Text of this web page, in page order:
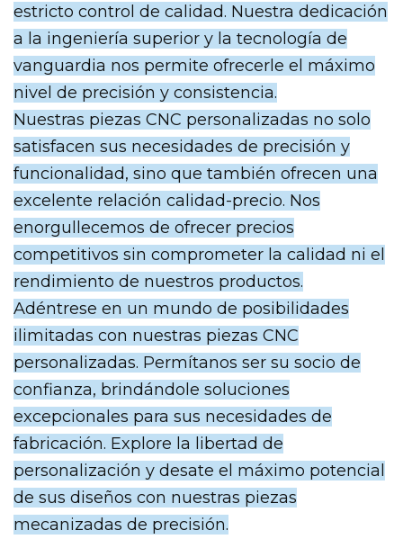
estricto control de calidad. Nuestra dedicación
a la ingeniería superior y la tecnología de
vanguardia nos permite ofrecerle el máximo
nivel de precisión y consistencia.
Nuestras piezas CNC personalizadas no solo
satisfacen sus necesidades de precisión y
funcionalidad, sino que también ofrecen una
excelente relación calidad-precio. Nos
enorgullecemos de ofrecer precios
competitivos sin comprometer la calidad ni el
rendimiento de nuestros productos.
Adéntrese en un mundo de posibilidades
ilimitadas con nuestras piezas CNC
personalizadas. Permítanos ser su socio de
confianza, brindándole soluciones
excepcionales para sus necesidades de
fabricación. Explore la libertad de
personalización y desate el máximo potencial
de sus diseños con nuestras piezas
mecanizadas de precisión.